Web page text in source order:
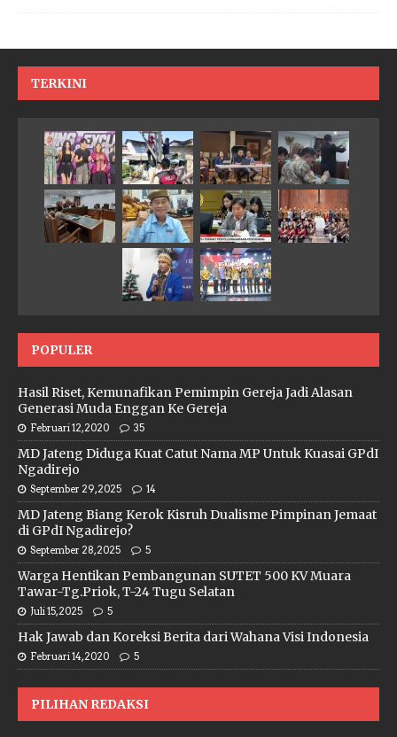
TERKINI
POPULER
Hasil Riset, Kemunafikan Pemimpin Gereja Jadi Alasan
Generasi Muda Enggan Ke Gereja
Februari 12, 2020 35
MD Jateng Diduga Kuat Catut Nama MP Untuk Kuasai GPdI
Ngadirejo
September 29, 2025 14
MD Jateng Biang Kerok Kisruh Dualisme Pimpinan Jemaat
di GPdI Ngadirejo?
September 28, 2025 5
Warga Hentikan Pembangunan SUTET 500 KV Muara
Tawar-Tg.Priok, T-24 Tugu Selatan
Juli 15, 2025 5
Hak Jawab dan Koreksi Berita dari Wahana Visi Indonesia
Februari 14, 2020 5
PILIHAN REDAKSI